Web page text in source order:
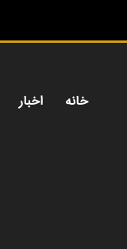
خانه اخبار